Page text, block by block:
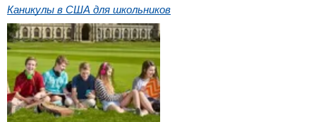
Каникулы в США для школьников